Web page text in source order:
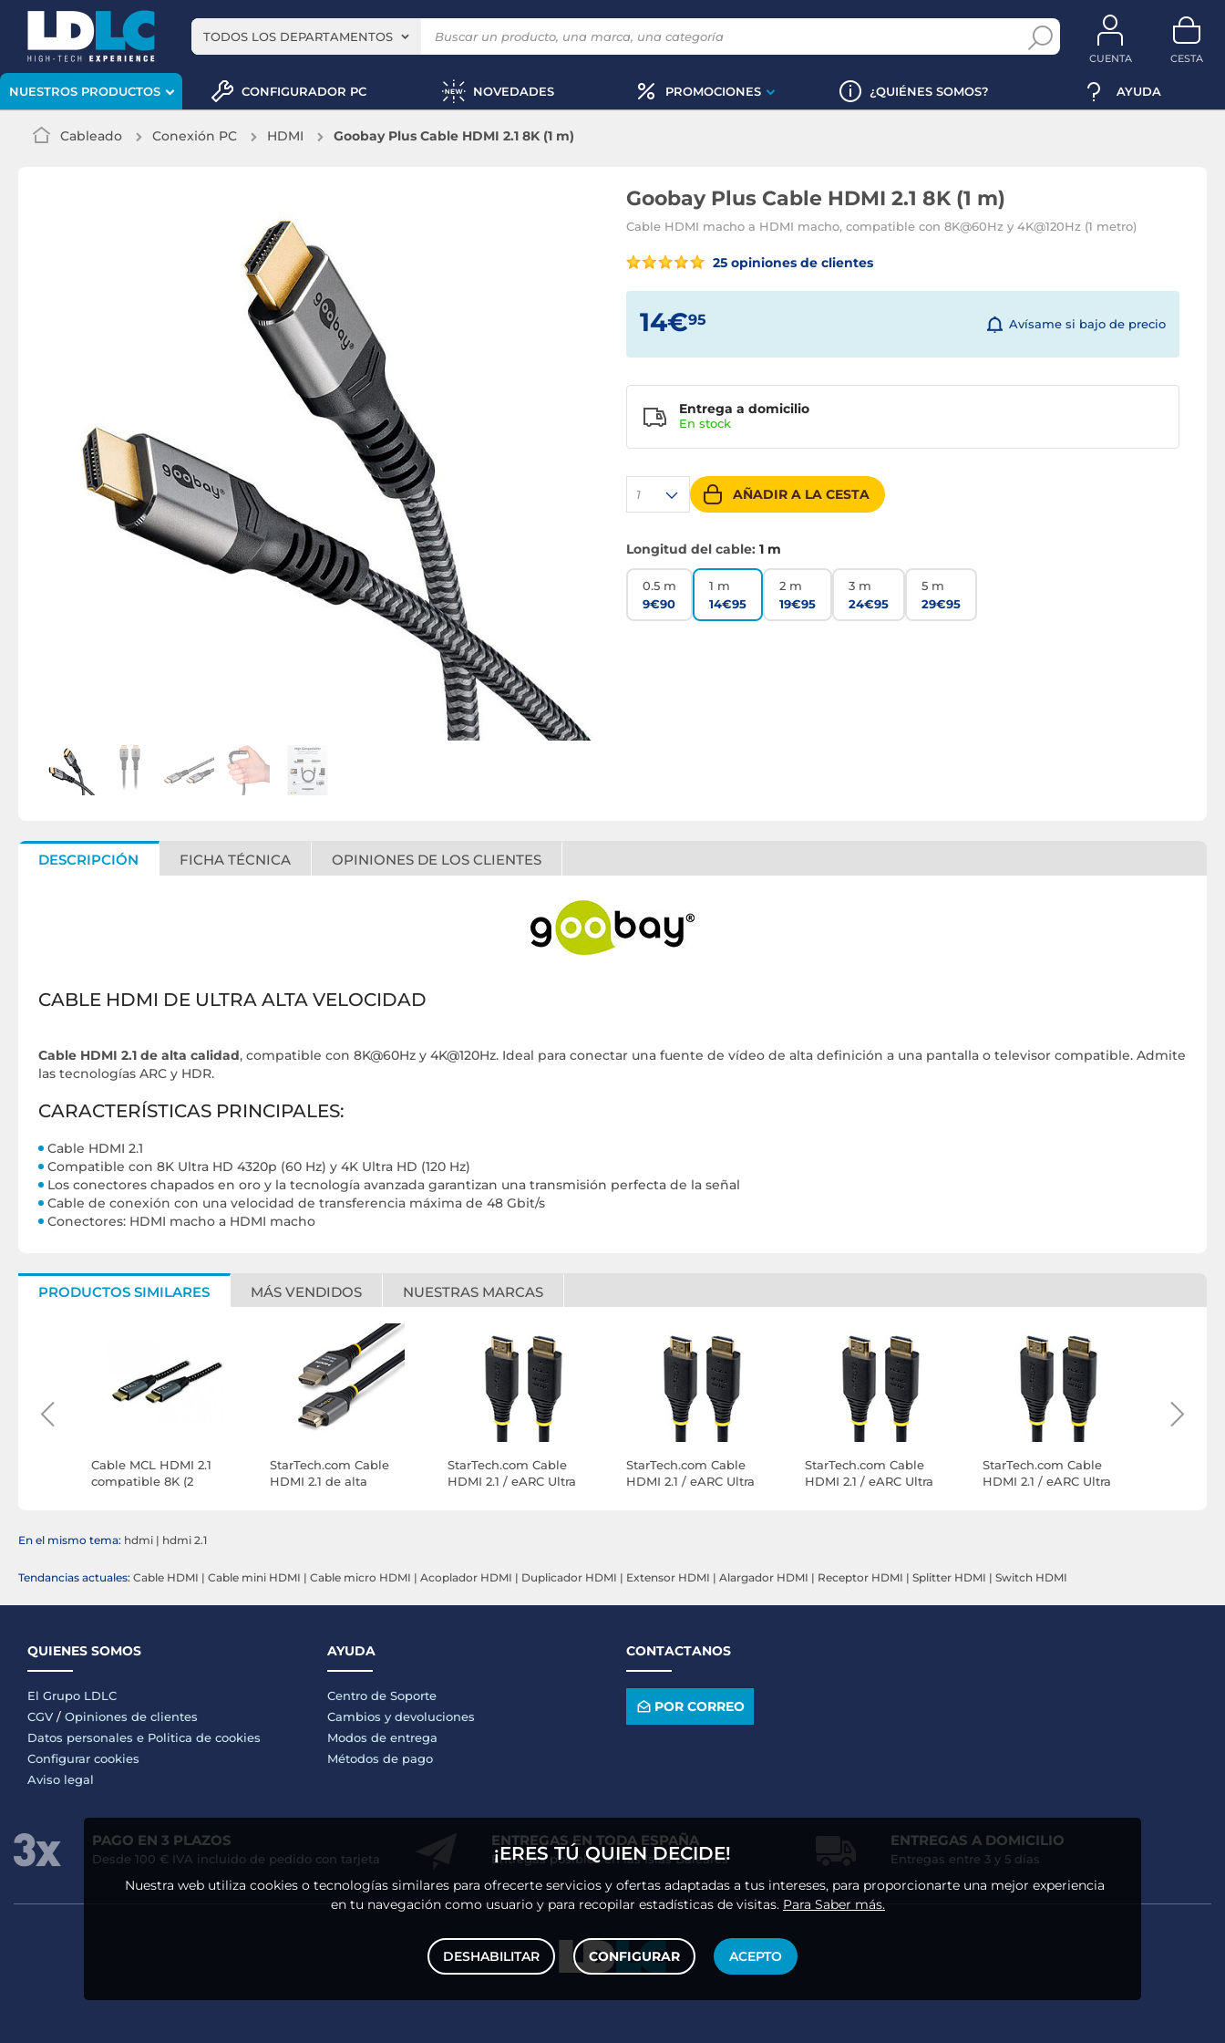
TODOS LOS DEPARTAMENTOS
CUENTA CESTA
NUESTROS PRODUCTOS CONFIGURADOR PC NOVEDADES PROMOCIONES ¿QUIÉNES SOMOS? AYUDA
Cableado Conexión PC HDMI Goobay Plus Cable HDMI 2.1 8K (1 m)
Goobay Plus Cable HDMI 2.1 8K (1 m)
Cable HDMI macho a HDMI macho, compatible con 8K@60Hz y 4K@120Hz (1 metro)
25 opiniones de clientes
14€95 Avísame si bajo de precio
1 AÑADIR A LA CESTA
Entrega a domicilio
En stock
Longitud del cable: 1 m
0.5 m
9€90
1 m
14€95
2 m
19€95
3 m
24€95
5 m
29€95
DESCRIPCIÓN FICHA TÉCNICA OPINIONES DE LOS CLIENTES
CABLE HDMI DE ULTRA ALTA VELOCIDAD
Cable HDMI 2.1 de alta calidad, compatible con 8K@60Hz y 4K@120Hz. Ideal para conectar una fuente de vídeo de alta definición a una pantalla o televisor compatible. Admite
las tecnologías ARC y HDR.
CARACTERÍSTICAS PRINCIPALES:
Cable HDMI 2.1
Compatible con 8K Ultra HD 4320p (60 Hz) y 4K Ultra HD (120 Hz)
Los conectores chapados en oro y la tecnología avanzada garantizan una transmisión perfecta de la señal
Cable de conexión con una velocidad de transferencia máxima de 48 Gbit/s
Conectores: HDMI macho a HDMI macho
PRODUCTOS SIMILARES MÁS VENDIDOS NUESTRAS MARCAS
Cable MCL HDMI 2.1
compatible 8K (2
StarTech.com Cable
HDMI 2.1 de alta
StarTech.com Cable
HDMI 2.1 / eARC Ultra
StarTech.com Cable
HDMI 2.1 / eARC Ultra
StarTech.com Cable
HDMI 2.1 / eARC Ultra
StarTech.com Cable
HDMI 2.1 / eARC Ultra
En el mismo tema: hdmi | hdmi 2.1
Tendancias actuales: Cable HDMI | Cable mini HDMI | Cable micro HDMI | Acoplador HDMI | Duplicador HDMI | Extensor HDMI | Alargador HDMI | Receptor HDMI | Splitter HDMI | Switch HDMI
QUIENES SOMOS
El Grupo LDLC
CGV / Opiniones de clientes
Datos personales e Politica de cookies
Configurar cookies
Aviso legal
AYUDA
Centro de Soporte
Cambios y devoluciones
Modos de entrega
Métodos de pago
CONTACTANOS
POR CORREO
PAGO EN 3 PLAZOS
Desde 100 € IVA incluido de pedido con tarjeta
ENTREGAS EN TODA ESPAÑA
Entregas posibles en las Islas Baleares
ENTREGAS A DOMICILIO
Entregas entre 3 y 5 días
¡ERES TÚ QUIEN DECIDE!
Nuestra web utiliza cookies o tecnologías similares para ofrecerte servicios y ofertas adaptadas a tus intereses, para proporcionarte una mejor experiencia
en tu navegación como usuario y para recopilar estadísticas de visitas. Para Saber más.
DESHABILITAR CONFIGURAR ACEPTO